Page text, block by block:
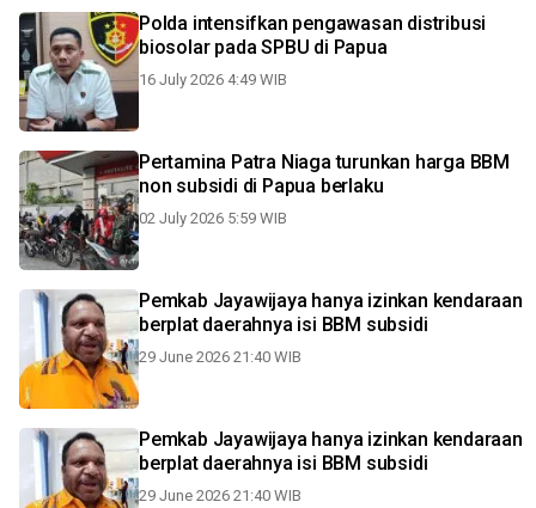
Polda intensifkan pengawasan distribusi
biosolar pada SPBU di Papua
16 July 2026 4:49 WIB
Pertamina Patra Niaga turunkan harga BBM
non subsidi di Papua berlaku
02 July 2026 5:59 WIB
Pemkab Jayawijaya hanya izinkan kendaraan
berplat daerahnya isi BBM subsidi
29 June 2026 21:40 WIB
Pemkab Jayawijaya hanya izinkan kendaraan
berplat daerahnya isi BBM subsidi
29 June 2026 21:40 WIB